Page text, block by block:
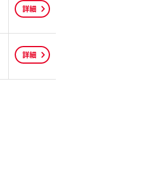
詳細
詳細